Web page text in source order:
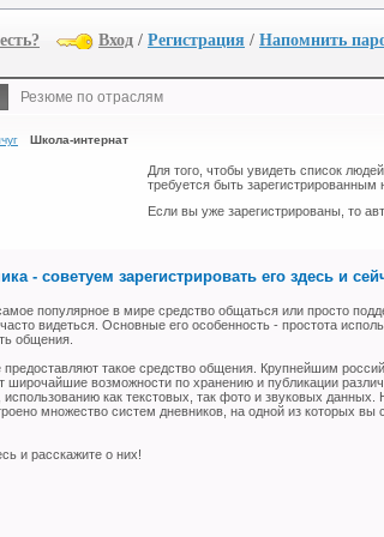
Вход / Регистрация / Напомнить
Резюме по отраслям
Школа-интернат
Для того, чтобы увидеть список
требуется быть зарегистрированным
Если вы уже зарегистрированы, то
- советуем зарегистрировать его здесь и
популярное в мире средство общаться или просто
видеться. Основные его особенность - простота
общения.
такое средство общения. Крупнейшим
широчайшие возможности по хранению и публикации
как текстовых, так фото и звуковых данных.
множество систем дневников, на одной из которых вы
и расскажите о них!